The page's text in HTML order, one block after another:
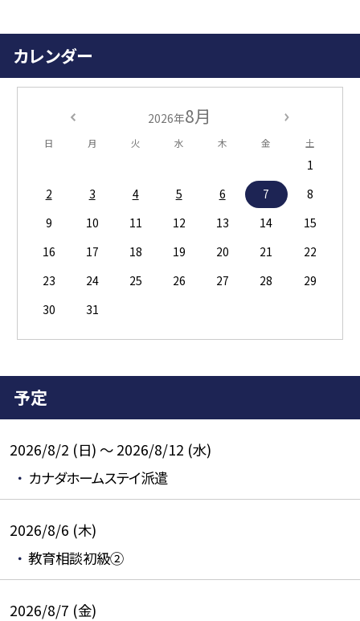
カレンダー
2026年8月
日 月 火 水 木 金 土
1
2
3 4 5 6 7
8
9
10 11 12 13 14
15
16
17 18 19 20 21
22
23
24 25 26 27 28
29
30
31
予定
2026/8/2 (日) ～ 2026/8/12 (水)
カナダホームステイ派遣
2026/8/6 (木)
教育相談初級②
2026/8/7 (金)